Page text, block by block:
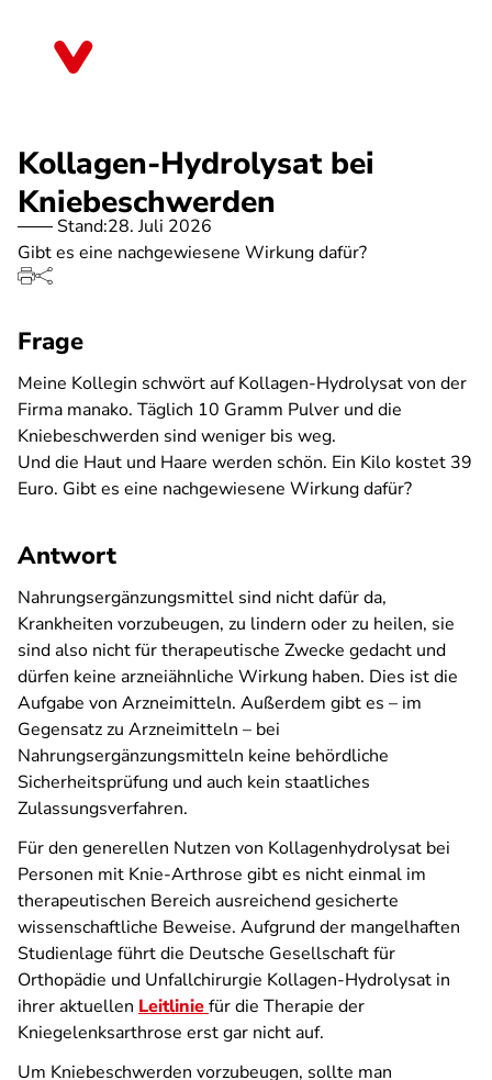
Kollagen-Hydrolysat bei
Kniebeschwerden
Stand:28. Juli 2026
Gibt es eine nachgewiesene Wirkung dafür?
Frage
Meine Kollegin schwört auf Kollagen-Hydrolysat von der
Firma manako. Täglich 10 Gramm Pulver und die
Kniebeschwerden sind weniger bis weg.
Und die Haut und Haare werden schön. Ein Kilo kostet 39
Euro. Gibt es eine nachgewiesene Wirkung dafür?
Antwort
Nahrungsergänzungsmittel sind nicht dafür da,
Krankheiten vorzubeugen, zu lindern oder zu heilen, sie
sind also nicht für therapeutische Zwecke gedacht und
dürfen keine arzneiähnliche Wirkung haben. Dies ist die
Aufgabe von Arzneimitteln. Außerdem gibt es – im
Gegensatz zu Arzneimitteln – bei
Nahrungsergänzungsmitteln keine behördliche
Sicherheitsprüfung und auch kein staatliches
Zulassungsverfahren.
Für den generellen Nutzen von Kollagenhydrolysat bei
Personen mit Knie-Arthrose gibt es nicht einmal im
therapeutischen Bereich ausreichend gesicherte
wissenschaftliche Beweise. Aufgrund der mangelhaften
Studienlage führt die Deutsche Gesellschaft für
Orthopädie und Unfallchirurgie Kollagen-Hydrolysat in
ihrer aktuellen Leitliniefür die Therapie der
Kniegelenksarthrose erst gar nicht auf.
Um Kniebeschwerden vorzubeugen, sollte man